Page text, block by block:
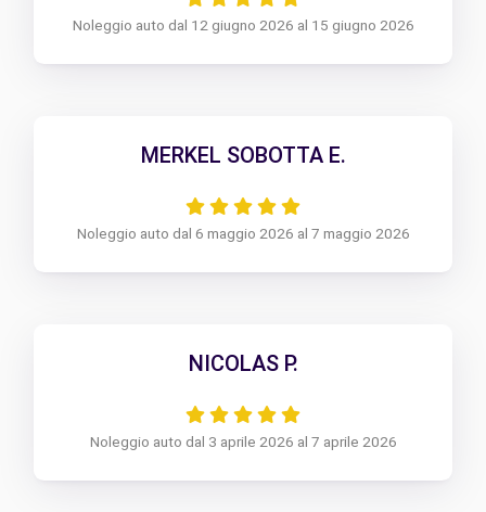
Noleggio auto dal 12 giugno 2026 al 15 giugno 2026
MERKEL SOBOTTA E.
Noleggio auto dal 6 maggio 2026 al 7 maggio 2026
NICOLAS P.
Noleggio auto dal 3 aprile 2026 al 7 aprile 2026